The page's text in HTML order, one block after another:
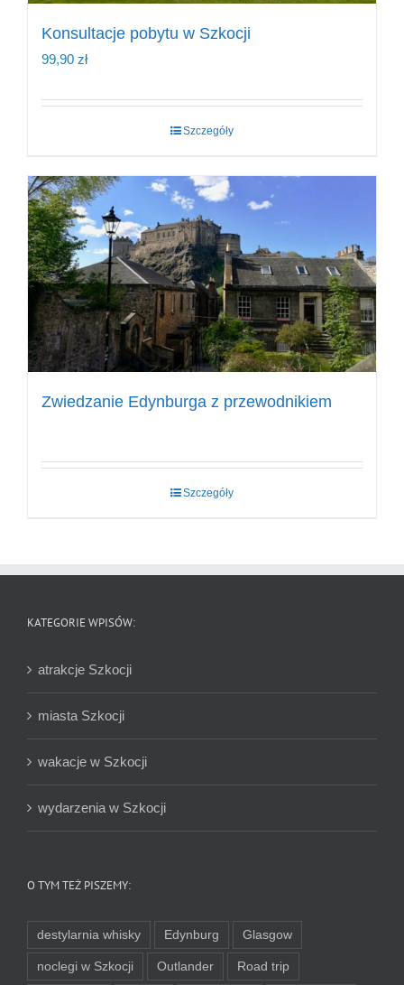
Konsultacje pobytu w Szkocji
99,90 zł
Szczegóły
Zwiedzanie Edynburga z przewodnikiem
Szczegóły
KATEGORIE WPISÓW:
atrakcje Szkocji
miasta Szkocji
wakacje w Szkocji
wydarzenia w Szkocji
O TYM TEŻ PISZEMY:
destylarnia whisky Edynburg Glasgow
noclegi w Szkocji Outlander Road trip